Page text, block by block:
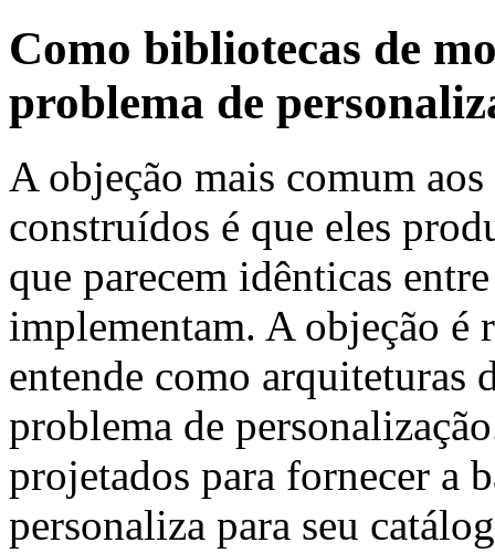
Como bibliotecas de
problema de
A objeção mais comum
construídos é que eles
que parecem idênticas
implementam. A objeção é
entende como arquiteturas
problema de
projetados para fornecer a
personaliza para seu